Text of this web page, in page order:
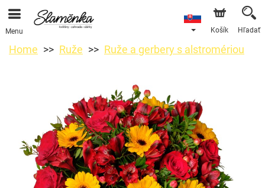
Menu Košík Hľadať
Home Ruže Ruže a gerbery s alstromériou